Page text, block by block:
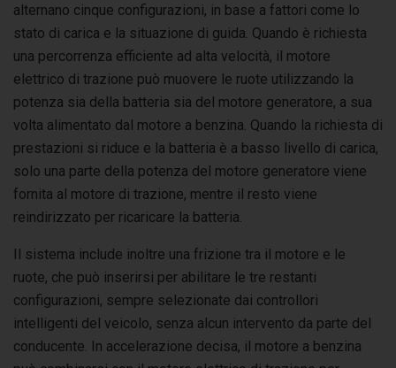
alternano cinque configurazioni, in base a fattori come lo
stato di carica e la situazione di guida. Quando è richiesta
una percorrenza efficiente ad alta velocità, il motore
elettrico di trazione può muovere le ruote utilizzando la
potenza sia della batteria sia del motore generatore, a sua
volta alimentato dal motore a benzina. Quando la richiesta di
prestazioni si riduce e la batteria è a basso livello di carica,
solo una parte della potenza del motore generatore viene
fornita al motore di trazione, mentre il resto viene
reindirizzato per ricaricare la batteria.
Il sistema include inoltre una frizione tra il motore e le
ruote, che può inserirsi per abilitare le tre restanti
configurazioni, sempre selezionate dai controllori
intelligenti del veicolo, senza alcun intervento da parte del
conducente. In accelerazione decisa, il motore a benzina